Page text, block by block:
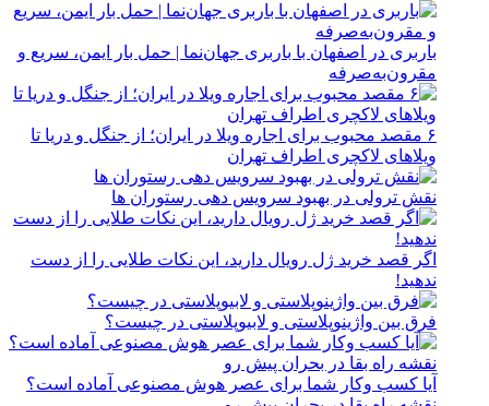
باربری در اصفهان با باربری جهان‌نما | حمل بار ایمن، سریع و
مقرون‌به‌صرفه
۶ مقصد محبوب برای اجاره ویلا در ایران؛ از جنگل و دریا تا
ویلاهای لاکچری اطراف تهران
نقش ترولی در بهبود سرویس دهی رستوران ها
اگر قصد خرید ژل رویال دارید، این نکات طلایی را از دست
ندهید!
فرق بین واژینوپلاستی و لابیوپلاستی در چیست؟
آیا کسب وکار شما برای عصر هوش مصنوعی آماده است؟